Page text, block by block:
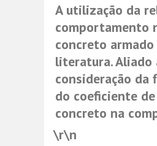
A utilização da
comportamento
concreto
literatura. Aliado
consideração
do coeficiente
concreto na
\r\n